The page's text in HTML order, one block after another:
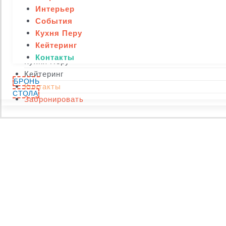
Интерьер
События
Кухня Перу
Кейтеринг
Контакты
БРОНЬ
СТОЛА
Бар
Акции
Интерьер
События
Кухня Перу
Кейтеринг
Контакты
Забронировать